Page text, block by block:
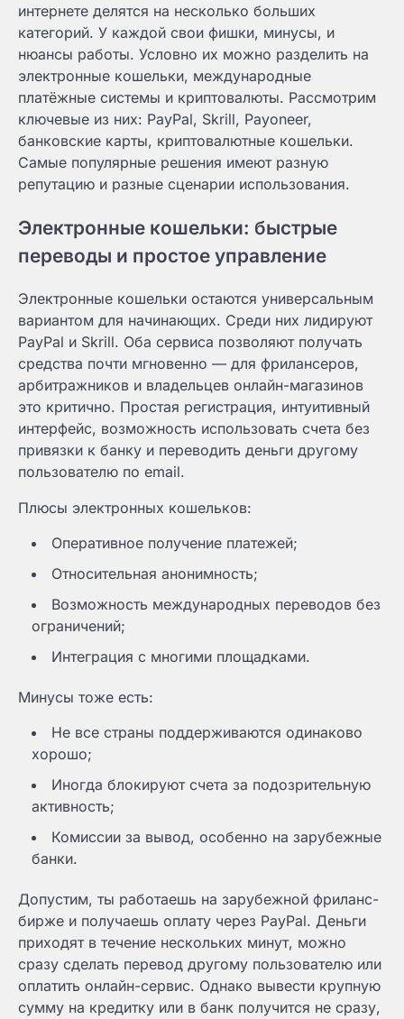
интернете делятся на несколько больших
категорий. У каждой свои фишки, минусы, и
нюансы работы. Условно их можно разделить на
электронные кошельки, международные
платёжные системы и криптовалюты. Рассмотрим
ключевые из них: PayPal, Skrill, Payoneer,
банковские карты, криптовалютные кошельки.
Самые популярные решения имеют разную
репутацию и разные сценарии использования.
Электронные кошельки: быстрые
переводы и простое управление
Электронные кошельки остаются универсальным
вариантом для начинающих. Среди них лидируют
PayPal и Skrill. Оба сервиса позволяют получать
средства почти мгновенно — для фрилансеров,
арбитражников и владельцев онлайн-магазинов
это критично. Простая регистрация, интуитивный
интерфейс, возможность использовать счета без
привязки к банку и переводить деньги другому
пользователю по email.
Плюсы электронных кошельков:
Оперативное получение платежей;
Относительная анонимность;
Возможность международных переводов без
ограничений;
Интеграция с многими площадками.
Минусы тоже есть:
Не все страны поддерживаются одинаково
хорошо;
Иногда блокируют счета за подозрительную
активность;
Комиссии за вывод, особенно на зарубежные
банки.
Допустим, ты работаешь на зарубежной фриланс-
бирже и получаешь оплату через PayPal. Деньги
приходят в течение нескольких минут, можно
сразу сделать перевод другому пользователю или
оплатить онлайн-сервис. Однако вывести крупную
сумму на кредитку или в банк получится не сразу,